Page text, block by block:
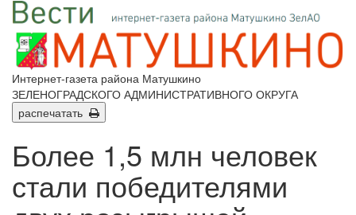
Интернет-газета района Матушкино
ЗЕЛЕНОГРАДСКОГО АДМИНИСТРАТИВНОГО ОКРУГА
распечатать
Более 1,5 млн человек
стали победителями